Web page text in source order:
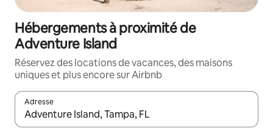
Hébergements à proximité de
Adventure Island
Réservez des locations de vacances, des maisons
uniques et plus encore sur Airbnb
Adresse
Lorsque les résultats s'affichent, utilisez les flèches vers le